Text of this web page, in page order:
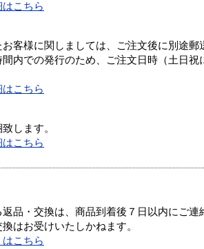
こちら
客様に関しましては、ご注文後に別途郵
内での発行のため、ご注文日時（土日
こちら
します。
こちら
品・交換は、商品到着後７日以内にご
はお受けいたしかねます。
こちら